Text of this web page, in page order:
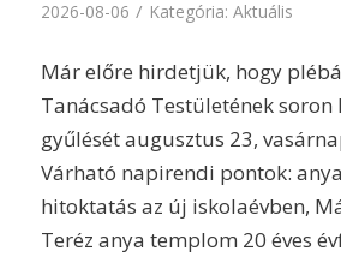
2026-08-06 / Kategória: Aktuális
Már előre hirdetjük, hogy
Tanácsadó Testületének soron
gyűlését augusztus 23,
Várható napirendi pontok:
hitoktatás az új iskolaévben,
Teréz anya templom 20 éves